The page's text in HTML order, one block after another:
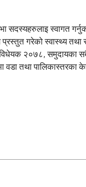
सदस्यहरुलाइ स्वागत
प्रस्तुत गरेको स्वास्थ्य
२०७८, समुदायका सबै
तथा पालिकास्तरका